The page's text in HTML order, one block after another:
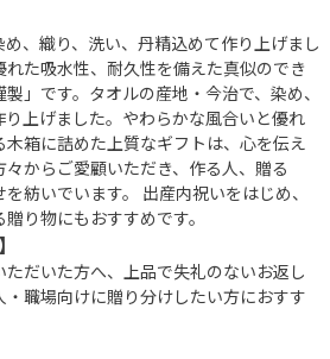
、織り、洗い、丹精込めて作り上げまし
た吸水性、耐久性を備えた真似のでき
」です。タオルの産地・今治で、染め、
上げました。やわらかな風合いと優れ
箱に詰めた上質なギフトは、心を伝え
からご愛顧いただき、作る人、贈る
紡いでいます。 出産内祝いをはじめ、
り物にもおすすめです。
だいた方へ、上品で失礼のないお返し
職場向けに贈り分けしたい方におすす